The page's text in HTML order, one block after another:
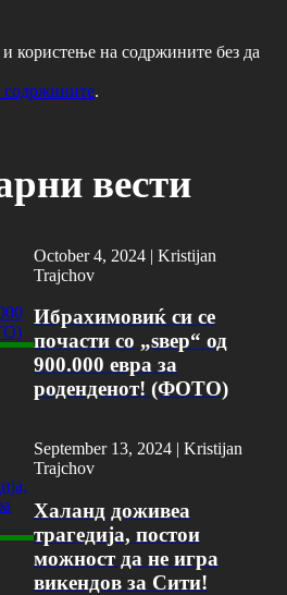
користење на содржините без да
содржините.
вести
October 4, 2024 |Kristijan
Trajchov
Ибрахимовиќ си се
почасти со „ѕвер“ од
900.000 евра за
роденденот! (ФОТО)
September 13, 2024 | Kristijan
Trajchov
Халанд доживеа
трагедија, постои
можност да не игра
викендов за Сити!